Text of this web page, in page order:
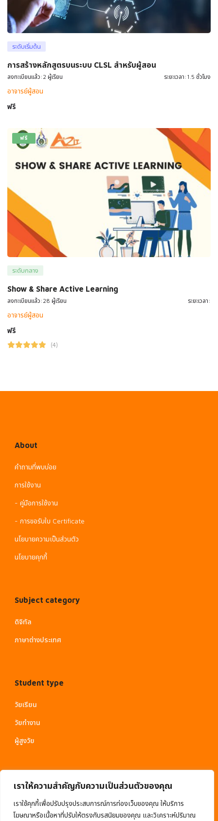
เราให้ความสำคัญกับความเป็นส่วนตัวของคุณ
เราใช้คุกกี้เพื่อปรับปรุงประสบการณ์การท่องเว็บของคุณ ให้บริการ
โฆษณาหรือเนื้อหาที่ปรับให้ตรงกับรสนิยมของคุณ และวิเคราะห์ปริมาณ
ระดับเริ่มต้น
การสร้างหลักสูตรบนระบบ CLSL สำหรับผู้สอน
ลงทะเบียนแล้ว:2 ผู้เรียน ระยะเวลา:1.5 ชั่วโมง
อาจารย์ผู้สอน
ฟรี
ฟรี
ระดับกลาง
Show & Share Active Learning
ลงทะเบียนแล้ว:28 ผู้เรียน ระยะเวลา:
อาจารย์ผู้สอน
ฟรี
(4)
About
คำถามที่พบบ่อย
การใช้งาน
- คู่มือการใช้งาน
- การขอรับใบ Certificate
นโยบายความเป็นส่วนตัว
นโยบายคุกกี้
Subject category
ดิจิทัล
ภาษาต่างประเทศ
Student type
วัยเรียน
วัยทำงาน
ผู้สูงวัย